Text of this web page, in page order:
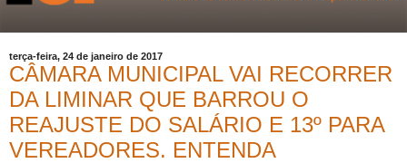
terça-feira, 24 de janeiro de 2017
CÂMARA MUNICIPAL VAI RECORRER
DA LIMINAR QUE BARROU O
REAJUSTE DO SALÁRIO E 13º PARA
VEREADORES. ENTENDA